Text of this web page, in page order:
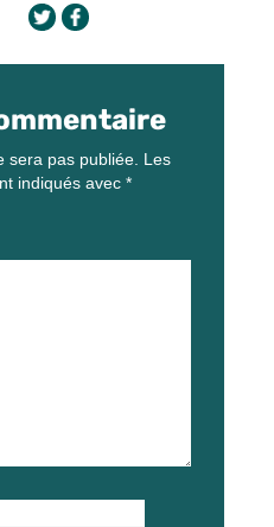
sera pas publiée. Les
indiqués avec *